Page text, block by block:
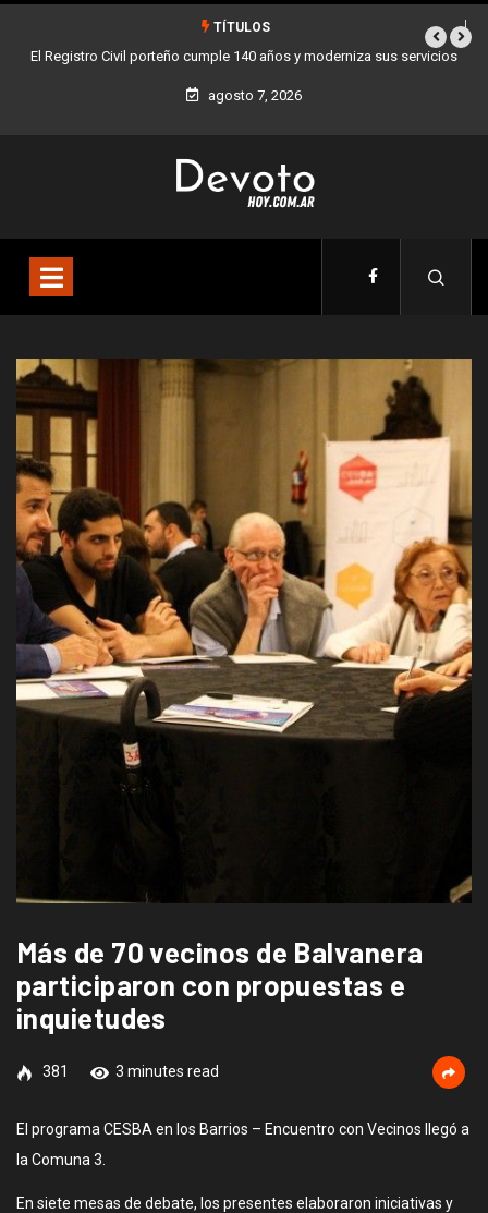
TÍTULOS
servicios Buenos Aires sumó 12 nuevos Bares Notables y ya son 90 en
la Ciudad
agosto 7, 2026
Más de 70 vecinos de Balvanera
participaron con propuestas e
inquietudes
381 3 minutes read
El programa CESBA en los Barrios – Encuentro con Vecinos llegó a
la Comuna 3.
En siete mesas de debate, los presentes elaboraron iniciativas y